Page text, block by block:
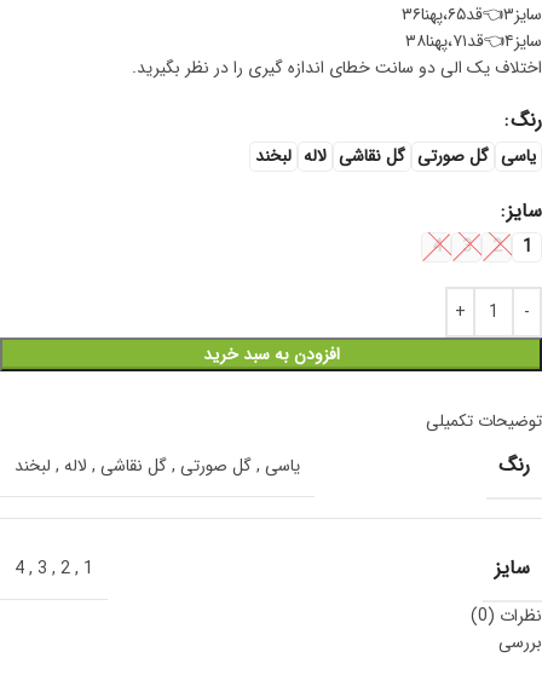
سایز۳👈قد۶۵،پهنا۳۶
سایز۴👈قد۷۱،پهنا۳۸
اختلاف یک الی دو سانت خطای اندازه گیری را در نظر بگیرید.
رنگ
یاسی گل صورتی گل نقاشی لاله لبخند
سایز
1
2
3
4
افزودن به سبد خرید
توضیحات تکمیلی
رنگ یاسی ,گل صورتی ,گل نقاشی , لاله , لبخند
سایز 1
,
2
,
3
,
4
نظرات (0)
بررسی